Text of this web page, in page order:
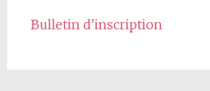
Bulletin d'inscription